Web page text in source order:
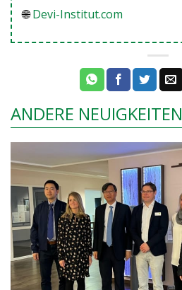
🌐Devi-Institut.com
ANDERE NEUIGKEITEN